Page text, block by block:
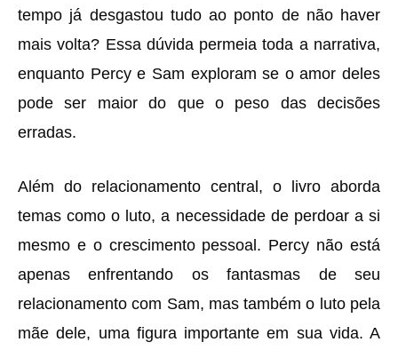
tempo já desgastou tudo ao ponto de não haver
mais volta? Essa dúvida permeia toda a narrativa,
enquanto Percy e Sam exploram se o amor deles
pode ser maior do que o peso das decisões
erradas.
Além do relacionamento central, o livro aborda
temas como o luto, a necessidade de perdoar a si
mesmo e o crescimento pessoal. Percy não está
apenas enfrentando os fantasmas de seu
relacionamento com Sam, mas também o luto pela
mãe dele, uma figura importante em sua vida. A